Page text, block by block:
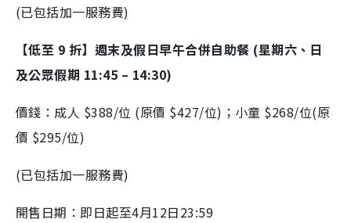
(已包括加一服務費)
【低至 9 折】週末及假日早午合併自助餐 (星期六、日
及公眾假期 11:45 – 14:30)
價錢：成人 $388/位 (原價 $427/位)；小童 $268/位(原
價 $295/位)
(已包括加一服務費)
開售日期：即日起至4月12日23:59